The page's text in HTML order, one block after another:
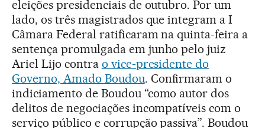
eleições presidenciais de outubro. Por um
lado, os três magistrados que integram a I
Câmara Federal ratificaram na quinta-feira a
sentença promulgada em junho pelo juiz
Ariel Lijo contra o vice-presidente do
Governo, Amado Boudou. Confirmaram o
indiciamento de Boudou “como autor dos
delitos de negociações incompatíveis com o
serviço público e corrupção passiva”. Boudou